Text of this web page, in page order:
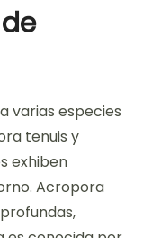
varias especies
tenuis y
exhiben
Acropora